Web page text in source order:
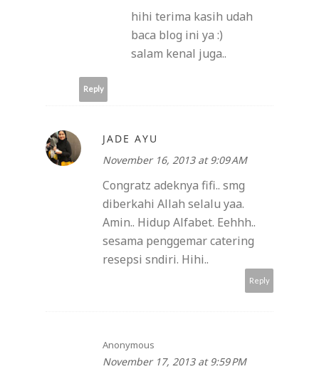
hihi terima kasih udah
baca blog ini ya :)
salam kenal juga..
Reply
JADE AYU
November 16, 2013 at 9:09 AM
Congratz adeknya fifi.. smg
diberkahi Allah selalu yaa.
Amin.. Hidup Alfabet. Eehhh..
sesama penggemar catering
resepsi sndiri. Hihi..
Reply
Anonymous
November 17, 2013 at 9:59 PM